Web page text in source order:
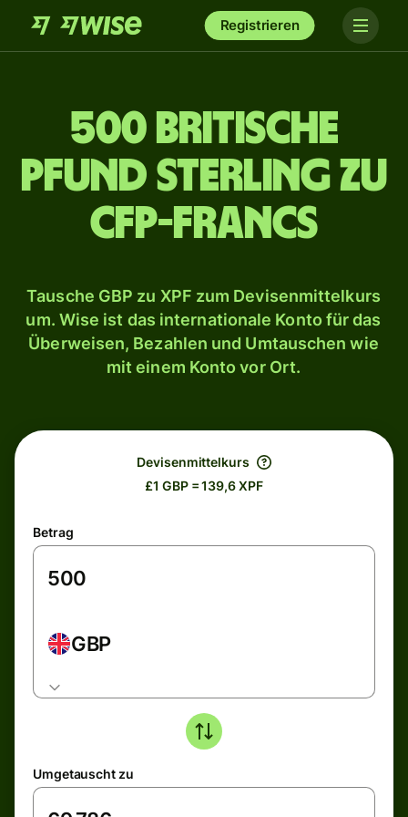
Registrieren
500 britische
Pfund Sterling zu
CFP-Francs
Tausche GBP zu XPF zum Devisenmittelkurs
um. Wise ist das internationale Konto für das
Überweisen, Bezahlen und Umtauschen wie
mit einem Konto vor Ort.
Devisenmittelkurs
£1 GBP = 139,6 XPF
Betrag
GBP
Umgetauscht zu